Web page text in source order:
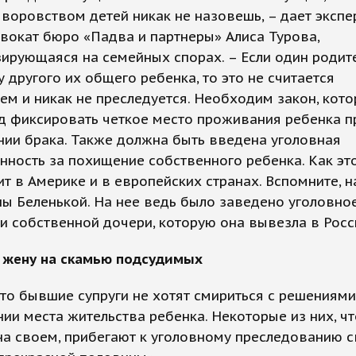
детей никак не назовешь, – дает
бюро «Падва и партнеры» Алиса Турова,
на семейных спорах. – Если один
другого их общего ребенка, то это не считается
и никак не преследуется. Необходим закон,
фиксировать четкое место проживания ребенка
брака. Также должна быть введена уголовная
за похищение собственного ребенка. Как
в Америке и в европейских странах. Вспомните,
Беленькой. На нее ведь было заведено
собственной дочери, которую она вывезла в
на скамью подсудимых
бывшие супруги не хотят смириться с
места жительства ребенка. Некоторые из них,
своем, прибегают к уголовному преследованию